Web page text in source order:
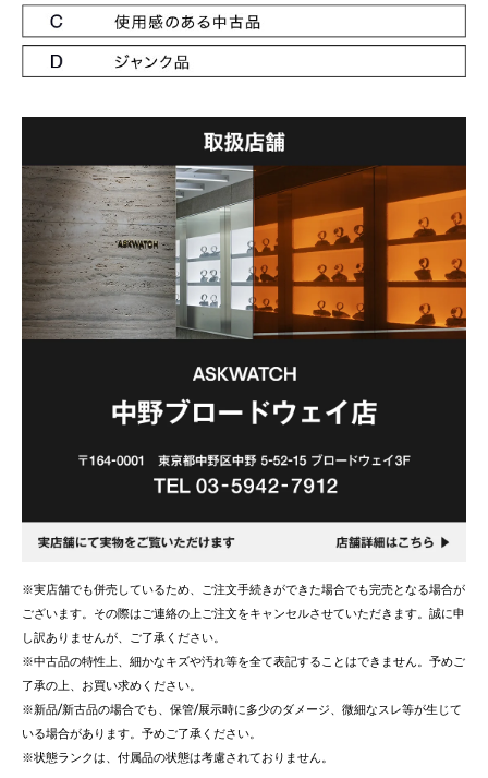
※実店舗でも併売しているため、ご注文手続きができた場合でも完売となる場合が
ございます。その際はご連絡の上ご注文をキャンセルさせていただきます。誠に申
し訳ありませんが、ご了承ください。
※中古品の特性上、細かなキズや汚れ等を全て表記することはできません。予めご
了承の上、お買い求めください。
※新品/新古品の場合でも、保管/展示時に多少のダメージ、微細なスレ等が生じて
いる場合があります。予めご了承ください。
※状態ランクは、付属品の状態は考慮されておりません。